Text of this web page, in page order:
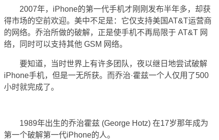
2007年，iPhone的第一代手机才刚刚发布半年多，却获
得市场的空前欢迎。美中不足是：它仅支持美国AT&T运营商
的网络。乔治所做的破解，正是使手机不再局限于 AT&T 网
络，同时可以支持其他 GSM 网络。
要知道，当时世界上有许多团队，夜以继日地尝试破解
iPhone手机，但是一无所获。而乔治·霍兹一个人仅用了500
小时就完成了。
1989年出生的乔治霍兹 (George Hotz) 在17岁那年成为
第一个破解第一代iPhone的人。